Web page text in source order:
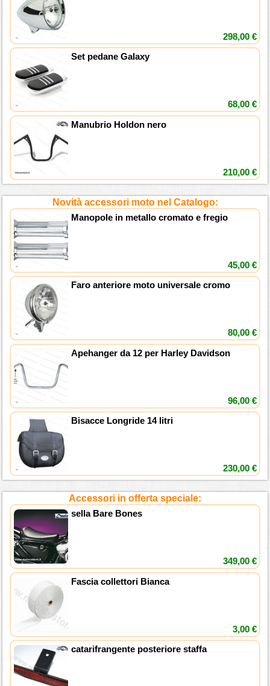
298,00 €
Set pedane Galaxy
68,00 €
Manubrio Holdon nero
210,00 €
Novità accessori moto nel Catalogo:
Manopole in metallo cromato e fregio
45,00 €
Faro anteriore moto universale cromo
80,00 €
Apehanger da 12 per Harley Davidson
96,00 €
Bisacce Longride 14 litri
230,00 €
Accessori in offerta speciale:
sella Bare Bones
349,00 €
Fascia collettori Bianca
3,00 €
catarifrangente posteriore staffa